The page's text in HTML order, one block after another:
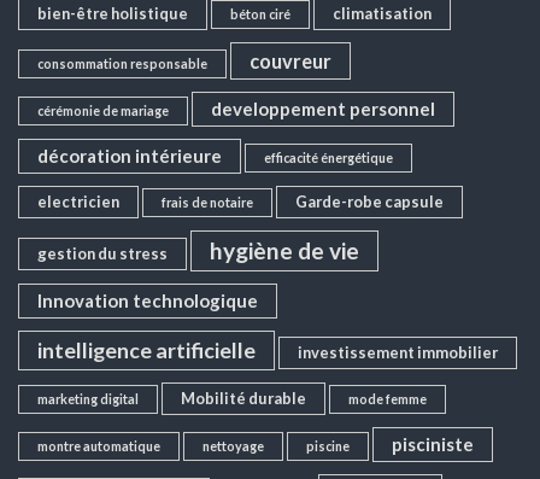
bien-être holistique béton ciré climatisation
consommation responsable couvreur
cérémonie de mariage developpement personnel
décoration intérieure efficacité énergétique
electricien frais de notaire Garde-robe capsule
gestion du stress hygiène de vie
Innovation technologique
intelligence artificielle investissement immobilier
marketing digital Mobilité durable mode femme
montre automatique nettoyage piscine pisciniste